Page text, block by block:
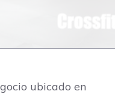
ubicado en